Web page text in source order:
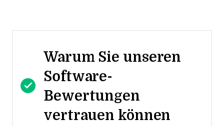
Warum Sie unseren
Software-
Bewertungen
vertrauen können